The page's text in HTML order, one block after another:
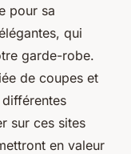
pour sa
qui
garde-robe.
de coupes et
sur ces sites
en valeur